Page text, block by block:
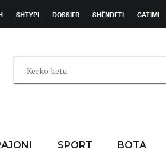
SHTYPI DOSSIER SHËNDETI GATIMI
SPORT BOTA